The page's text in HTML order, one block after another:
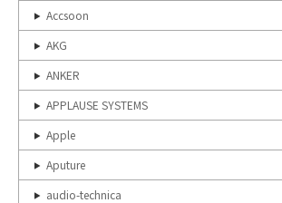
Accsoon
AKG
ANKER
APPLAUSE SYSTEMS
Apple
Aputure
audio-technica